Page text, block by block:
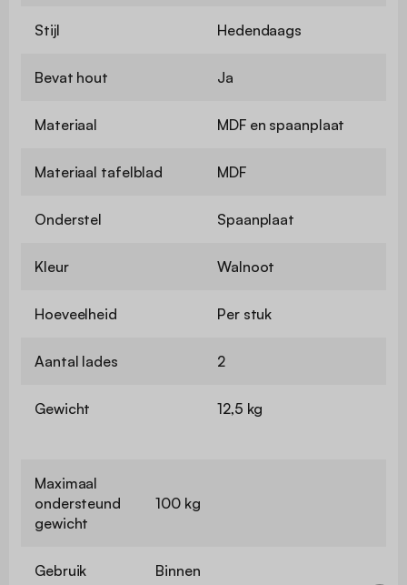
Stijl Hedendaags
Bevat hout Ja
Materiaal MDF en spaanplaat
Materiaal tafelblad MDF
Onderstel Spaanplaat
Kleur Walnoot
Hoeveelheid Per stuk
Aantal lades 2
Gewicht 12,5 kg
Maximaal
ondersteund
gewicht
100 kg
Gebruik Binnen